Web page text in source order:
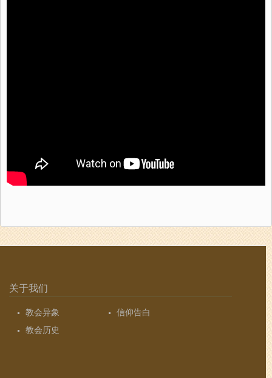
关于我们
教会异象
信仰告白
教会历史